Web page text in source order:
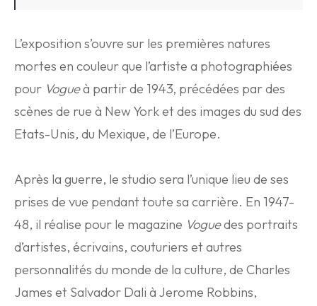
L’exposition s’ouvre sur les premières natures
mortes en couleur que l’artiste a photographiées
pour Vogueà partir de 1943, précédées par des
scènes de rue à New York et des images du sud des
Etats-Unis, du Mexique, de l’Europe.
Après la guerre, le studio sera l’unique lieu de ses
prises de vue pendant toute sa carrière. En 1947-
48, il réalise pour le magazine Voguedes portraits
d’artistes, écrivains, couturiers et autres
personnalités du monde de la culture, de Charles
James et Salvador Dali à Jerome Robbins,